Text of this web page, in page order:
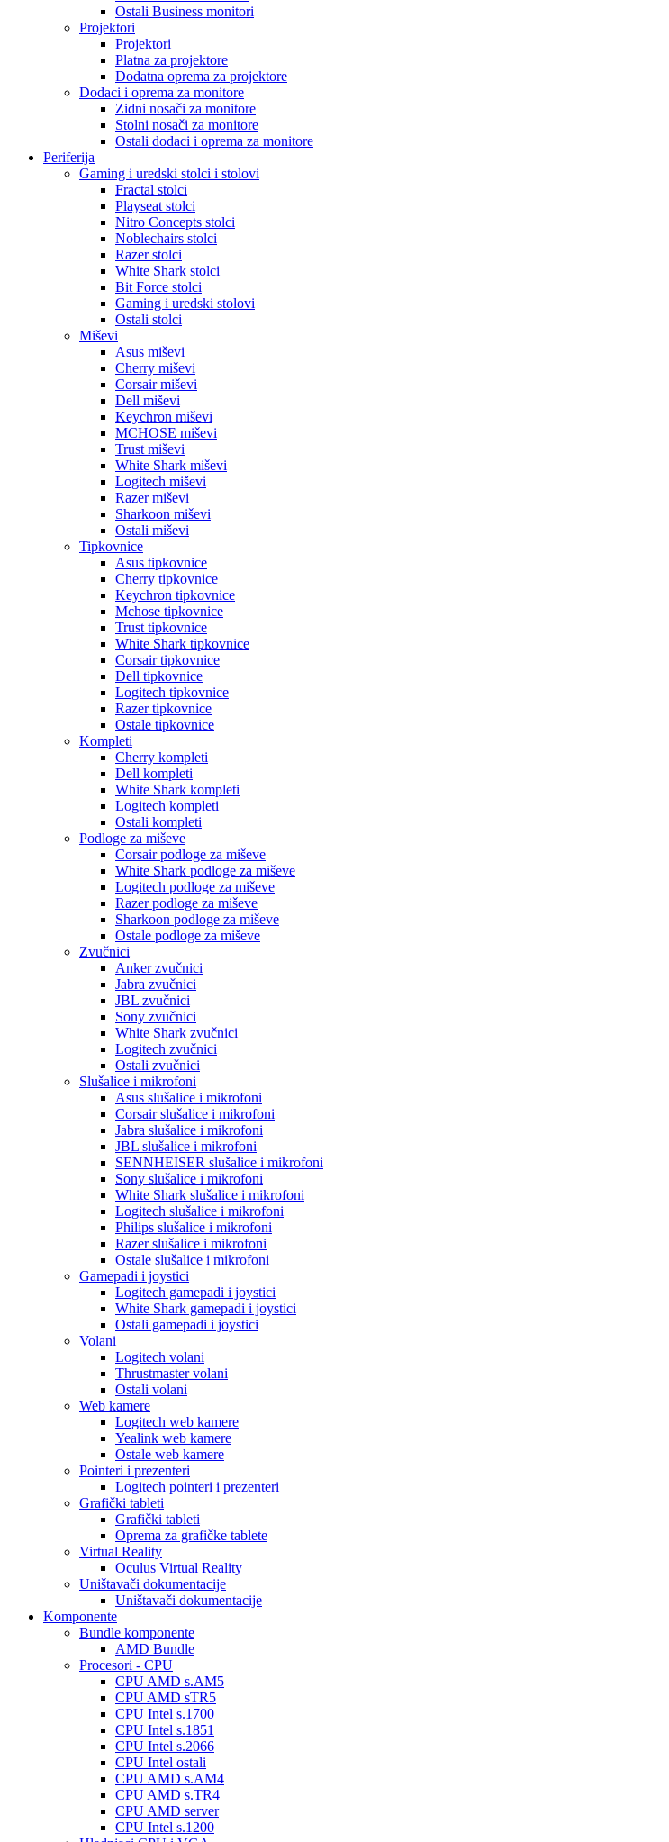
Ostali Business monitori
Projektori
Projektori
Platna za projektore
Dodatna oprema za projektore
Dodaci i oprema za monitore
Zidni nosači za monitore
Stolni nosači za monitore
Ostali dodaci i oprema za monitore
Periferija
Gaming i uredski stolci i stolovi
Fractal stolci
Playseat stolci
Nitro Concepts stolci
Noblechairs stolci
Razer stolci
White Shark stolci
Bit Force stolci
Gaming i uredski stolovi
Ostali stolci
Miševi
Asus miševi
Cherry miševi
Corsair miševi
Dell miševi
Keychron miševi
MCHOSE miševi
Trust miševi
White Shark miševi
Logitech miševi
Razer miševi
Sharkoon miševi
Ostali miševi
Tipkovnice
Asus tipkovnice
Cherry tipkovnice
Keychron tipkovnice
Mchose tipkovnice
Trust tipkovnice
White Shark tipkovnice
Corsair tipkovnice
Dell tipkovnice
Logitech tipkovnice
Razer tipkovnice
Ostale tipkovnice
Kompleti
Cherry kompleti
Dell kompleti
White Shark kompleti
Logitech kompleti
Ostali kompleti
Podloge za miševe
Corsair podloge za miševe
White Shark podloge za miševe
Logitech podloge za miševe
Razer podloge za miševe
Sharkoon podloge za miševe
Ostale podloge za miševe
Zvučnici
Anker zvučnici
Jabra zvučnici
JBL zvučnici
Sony zvučnici
White Shark zvučnici
Logitech zvučnici
Ostali zvučnici
Slušalice i mikrofoni
Asus slušalice i mikrofoni
Corsair slušalice i mikrofoni
Jabra slušalice i mikrofoni
JBL slušalice i mikrofoni
SENNHEISER slušalice i mikrofoni
Sony slušalice i mikrofoni
White Shark slušalice i mikrofoni
Logitech slušalice i mikrofoni
Philips slušalice i mikrofoni
Razer slušalice i mikrofoni
Ostale slušalice i mikrofoni
Gamepadi i joystici
Logitech gamepadi i joystici
White Shark gamepadi i joystici
Ostali gamepadi i joystici
Volani
Logitech volani
Thrustmaster volani
Ostali volani
Web kamere
Logitech web kamere
Yealink web kamere
Ostale web kamere
Pointeri i prezenteri
Logitech pointeri i prezenteri
Grafički tableti
Grafički tableti
Oprema za grafičke tablete
Virtual Reality
Oculus Virtual Reality
Uništavači dokumentacije
Uništavači dokumentacije
Komponente
Bundle komponente
AMD Bundle
Procesori - CPU
CPU AMD s.AM5
CPU AMD sTR5
CPU Intel s.1700
CPU Intel s.1851
CPU Intel s.2066
CPU Intel ostali
CPU AMD s.AM4
CPU AMD s.TR4
CPU AMD server
CPU Intel s.1200